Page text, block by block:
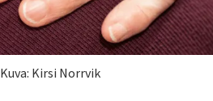
Kuva: Kirsi Norrvik